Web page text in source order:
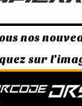
nos
sur